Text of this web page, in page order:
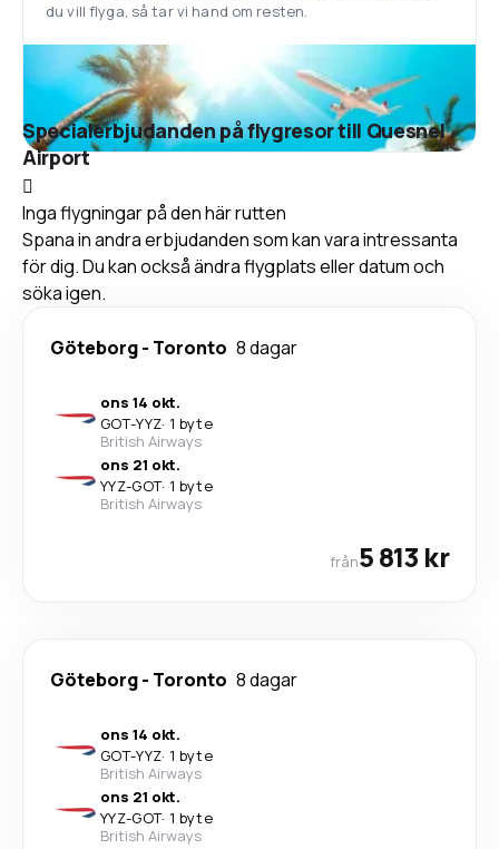
du vill flyga, så tar vi hand om resten.
Specialerbjudanden på flygresor till Quesnel
Airport
Inga flygningar på den här rutten
Spana in andra erbjudanden som kan vara intressanta
för dig. Du kan också ändra flygplats eller datum och
söka igen.
Göteborg- Toronto 8 dagar
ons 14 okt.
GOT-YYZ· 1 byte
British Airways
ons 21 okt.
YYZ-GOT· 1 byte
British Airways
från5 813 kr
Göteborg- Toronto 8 dagar
ons 14 okt.
GOT-YYZ· 1 byte
British Airways
ons 21 okt.
YYZ-GOT· 1 byte
British Airways